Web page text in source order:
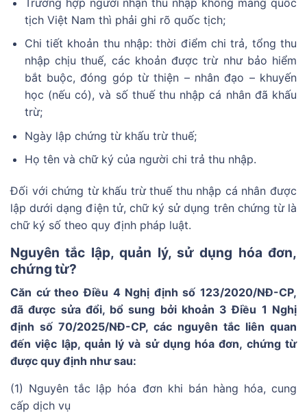
tịch Việt Nam thì phải ghi rõ quốc tịch;
Chi tiết khoản thu nhập: thời điểm chi trả, tổng thu
nhập chịu thuế, các khoản được trừ như bảo hiểm
bắt buộc, đóng góp từ thiện – nhân đạo – khuyến
học (nếu có), và số thuế thu nhập cá nhân đã khấu
trừ;
Ngày lập chứng từ khấu trừ thuế;
Họ tên và chữ ký của người chi trả thu nhập.
Đối với chứng từ khấu trừ thuế thu nhập cá nhân được
lập dưới dạng điện tử, chữ ký sử dụng trên chứng từ là
chữ ký số theo quy định pháp luật.
Nguyên tắc lập, quản lý, sử dụng hóa đơn,
chứng từ?
Căn cứ theo Điều 4 Nghị định số 123/2020/NĐ-CP,
đã được sửa đổi, bổ sung bởi khoản 3 Điều 1 Nghị
định số 70/2025/NĐ-CP, các nguyên tắc liên quan
đến việc lập, quản lý và sử dụng hóa đơn, chứng từ
được quy định như sau:
(1) Nguyên tắc lập hóa đơn khi bán hàng hóa, cung
cấp dịch vụ